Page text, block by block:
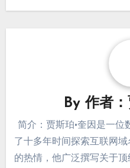
By作者：
简介：贾斯珀·奎因是一
了十多年时间探索互联网
的热情，他广泛撰写关于